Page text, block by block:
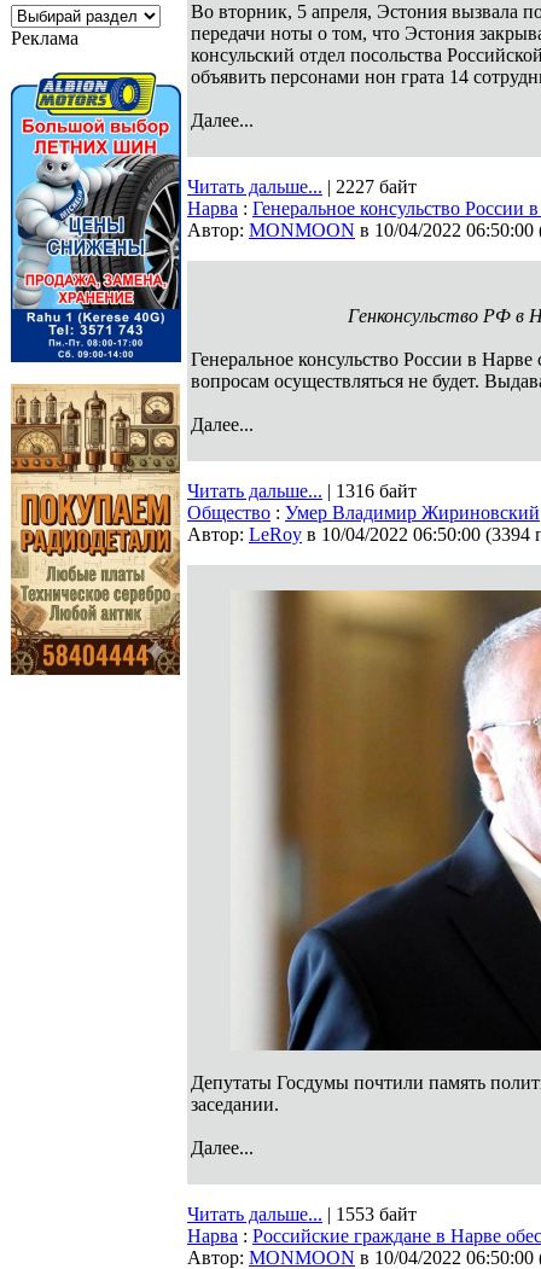
Реклама
Во вторник, 5 апреля, Эстония вызвала
передачи ноты о том, что Эстония
консульский отдел посольства
объявить персонами нон грата 14
Далее...
Читать дальше... | 2227 байт
Нарва : Генеральное консульство России
Автор: MONMOON в 10/04/2022 06:50:00
Генконсульство РФ
Генеральное консульство России в
вопросам осуществляться не будет.
Далее...
Читать дальше... | 1316 байт
Общество : Умер Владимир Жириновский
Автор: LeRoy в 10/04/2022 06:50:00 (3394
Депутаты Госдумы почтили память
заседании.
Далее...
Читать дальше... | 1553 байт
Нарва : Российские граждане в Нарве
Автор: MONMOON в 10/04/2022 06:50:00